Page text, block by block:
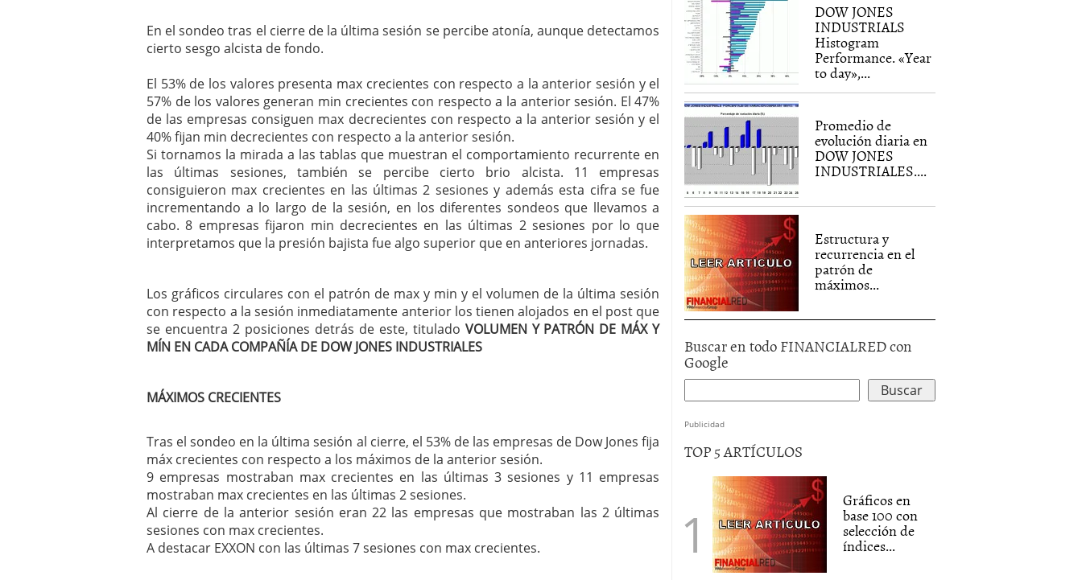
En el sondeo tras el cierre de la última sesión se percibe atonía, aunque detectamos
cierto sesgo alcista de fondo.
El 53% de los valores presenta max crecientes con respecto a la anterior sesión y el
57% de los valores generan min crecientes con respecto a la anterior sesión. El 47%
de las empresas consiguen max decrecientes con respecto a la anterior sesión y el
40% fijan min decrecientes con respecto a la anterior sesión.
Si tornamos la mirada a las tablas que muestran el comportamiento recurrente en
las últimas sesiones, también se percibe cierto brio alcista. 11 empresas
consiguieron max crecientes en las últimas 2 sesiones y además esta cifra se fue
incrementando a lo largo de la sesión, en los diferentes sondeos que llevamos a
cabo. 8 empresas fijaron min decrecientes en las últimas 2 sesiones por lo que
interpretamos que la presión bajista fue algo superior que en anteriores jornadas.
Los gráficos circulares con el patrón de max y min y el volumen de la última sesión
con respecto a la sesión inmediatamente anterior los tienen alojados en el post que
se encuentra 2 posiciones detrás de este, titulado VOLUMEN Y PATRÓN DE MÁX Y
MÍN EN CADA COMPAÑÍA DE DOW JONES INDUSTRIALES
MÁXIMOS CRECIENTES
Tras el sondeo en la última sesión al cierre, el 53% de las empresas de Dow Jones fija
máx crecientes con respecto a los máximos de la anterior sesión.
9 empresas mostraban max crecientes en las últimas 3 sesiones y 11 empresas
mostraban max crecientes en las últimas 2 sesiones.
Al cierre de la anterior sesión eran 22 las empresas que mostraban las 2 últimas
sesiones con max crecientes.
A destacar EXXON con las últimas 7 sesiones con max crecientes.
DOW JONES
INDUSTRIALS
Histogram
Performance. «Year
to day»,...
Promedio de
evolución diaria en
DOW JONES
INDUSTRIALES....
Estructura y
recurrencia en el
patrón de
máximos...
Buscar en todo FINANCIALRED con
Google
Publicidad
TOP 5 ARTÍCULOS
Gráficos en
base 100 con
selección de
índices...